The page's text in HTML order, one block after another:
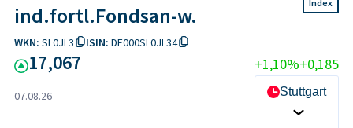
ind.fortl.Fondsan-w.
Index
WKN: SL0JL3 ISIN: DE000SL0JL34
17,067 +1,10%+0,185
07.08.26 Stuttgart